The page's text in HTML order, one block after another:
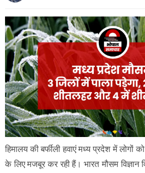
हिमालय की बर्फीली हवाएं मध्य प्रदेश में लोगों
के लिए मजबूर कर रही हैं। भारत मौसम विज्ञान